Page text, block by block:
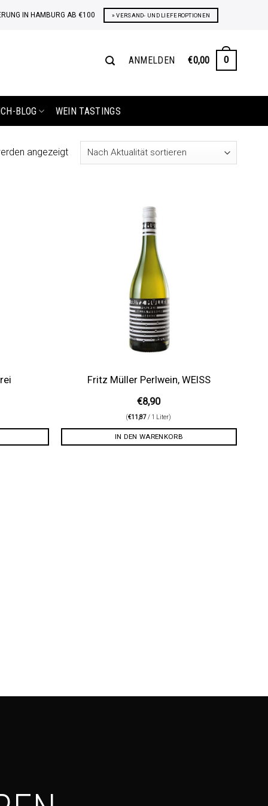
IN HAMBURG AB €100 » VERSAND- UND LIEFEROPTIONEN
ANMELDEN €0,00 0
BLOG WEIN TASTINGS
angezeigtNach
Aktualität
Fritz Müller Perlwein, WEISS
€8,90
(€11,87/ 1 Liter)
IN DEN WARENKORB